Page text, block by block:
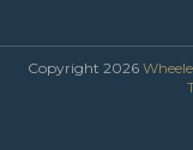
Copyright 2026